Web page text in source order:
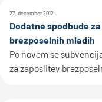
27. december 2012
Dodatne spodbude
brezposelnih mladih
Po novem se
za zaposlitev